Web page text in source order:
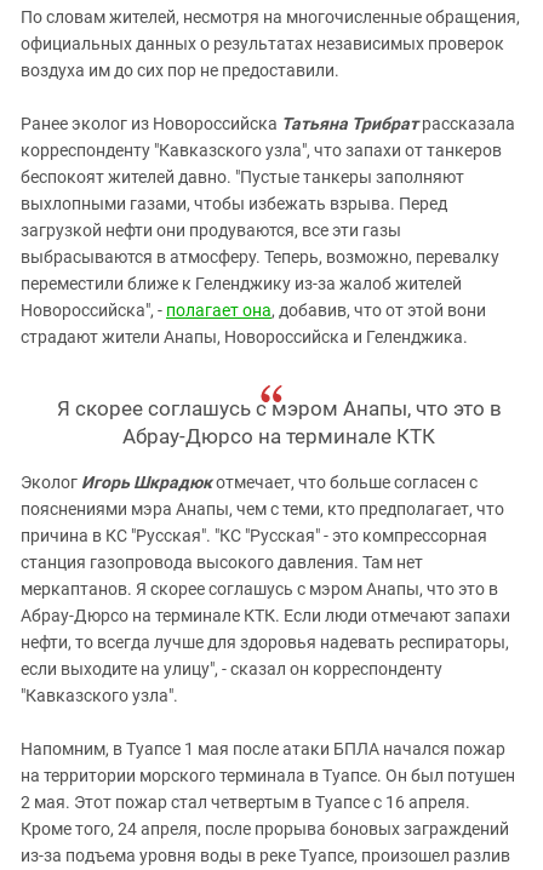
По словам жителей, несмотря на многочисленные обращения,
официальных данных о результатах независимых проверок
воздуха им до сих пор не предоставили.
Ранее эколог из Новороссийска Татьяна Трибратрассказала
корреспонденту "Кавказского узла", что запахи от танкеров
беспокоят жителей давно. "Пустые танкеры заполняют
выхлопными газами, чтобы избежать взрыва. Перед
загрузкой нефти они продуваются, все эти газы
выбрасываются в атмосферу. Теперь, возможно, перевалку
переместили ближе к Геленджику из-за жалоб жителей
Новороссийска", - полагает она, добавив, что от этой вони
страдают жители Анапы, Новороссийска и Геленджика.
Я скорее соглашусь с мэром Анапы, что это в
Абрау-Дюрсо на терминале КТК
Эколог Игорь Шкрадюкотмечает, что больше согласен с
пояснениями мэра Анапы, чем с теми, кто предполагает, что
причина в КС "Русская". "КС "Русская" - это компрессорная
станция газопровода высокого давления. Там нет
меркаптанов. Я скорее соглашусь с мэром Анапы, что это в
Абрау-Дюрсо на терминале КТК. Если люди отмечают запахи
нефти, то всегда лучше для здоровья надевать респираторы,
если выходите на улицу", - сказал он корреспонденту
"Кавказского узла".
Напомним, в Туапсе 1 мая после атаки БПЛА начался пожар
на территории морского терминала в Туапсе. Он был потушен
2 мая. Этот пожар стал четвертым в Туапсе с 16 апреля.
Кроме того, 24 апреля, после прорыва боновых заграждений
из-за подъема уровня воды в реке Туапсе, произошел разлив